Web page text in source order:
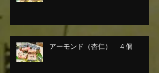
アーモンド（杏仁） ４個